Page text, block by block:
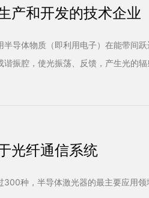
产和开发的技术企业
导体物质（即利用电子）在能带间
振腔，使光振荡、反馈，产生光的
光纤通信系统
300种，半导体激光器的最主要应用